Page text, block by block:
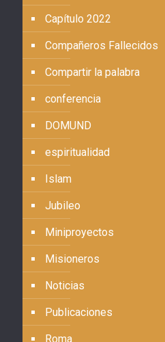
Capítulo 2022
Compañeros Fallecidos
Compartir la palabra
conferencia
DOMUND
espiritualidad
Islam
Jubileo
Miniproyectos
Misioneros
Noticias
Publicaciones
Roma